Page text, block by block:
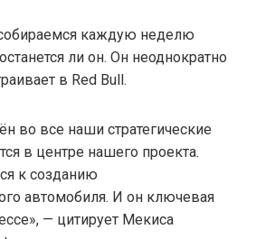
каждую неделю
ли он. Он неоднократно
в Red Bull.
во все наши стратегические
в центре нашего проекта.
к созданию
автомобиля. И он ключевая
— цитирует Мекиса